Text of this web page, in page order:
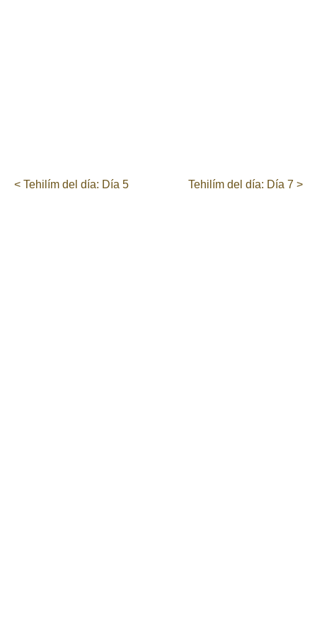
< Tehilím del día: Día 5 Tehilím del día: Día 7 >